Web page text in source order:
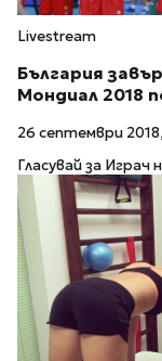
Livestream
България
Мондиал 2018
26 септември
Гласувай за